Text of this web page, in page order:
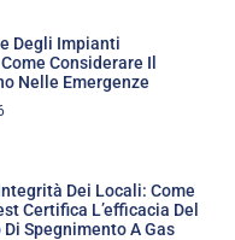
Degli Impianti
Considerare Il
Nelle Emergenze
Dei Locali: Come
Certifica L’efficacia Del
Spegnimento A Gas